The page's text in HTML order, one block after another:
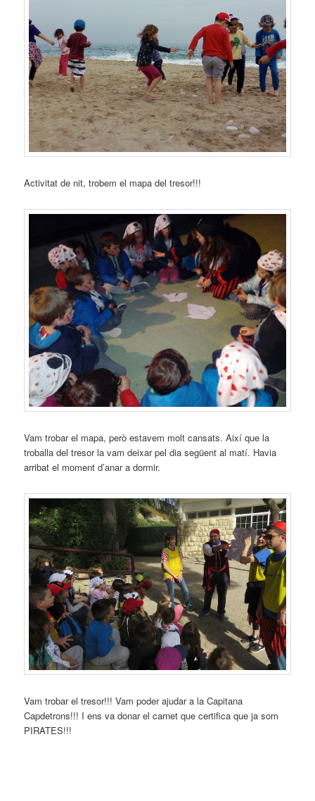
Activitat de nit, trobem el mapa del tresor!!!
Vam trobar el mapa, però estavem molt cansats. Així que la
troballa del tresor la vam deixar pel dia següent al matí. Havia
arribat el moment d’anar a dormir.
Vam trobar el tresor!!! Vam poder ajudar a la Capitana
Capdetrons!!! I ens va donar el carnet que certifica que ja som
PIRATES!!!